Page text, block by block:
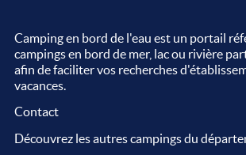
Camping en bord de l'eau est un portail
campings en bord de mer, lac ou rivière
afin de faciliter vos recherches
vacances.
Contact
Découvrez les autres campings du